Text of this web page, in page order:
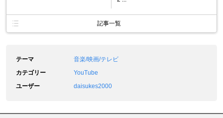
記事一覧
テーマ
音楽/映画/テレビ
カテゴリー
YouTube
ユーザー
daisukes2000